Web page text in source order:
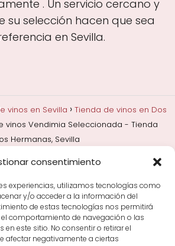
consentimiento
experiencias, utilizamos tecnologías como
y/o acceder a la información del
de estas tecnologías nos permitirá
comportamiento de navegación o las
este sitio. No consentir o retirar el
afectar negativamente a ciertas
. Un servicio cercano y
su selección hacen que sea
en Sevilla.
vinos en Sevilla
Tienda de vinos en Dos
vinos Vendimia Seleccionada - Tienda
Hermanas, Sevilla
Bodegas y marcas de
Comprar vino
Cultura del vino y
en Rioja
la mesa
Tiendas de vino por